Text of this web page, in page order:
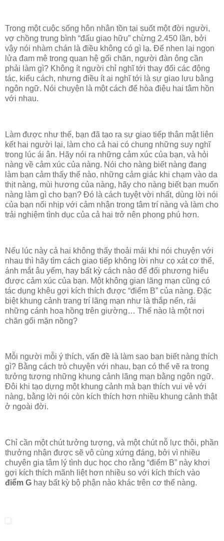
Trong một cuộc sống hôn nhân tồn tại suốt một đời người,
vợ chồng trung bình “đấu giao hữu” chừng 2.450 lần, bởi
vậy nói nhàm chán là điều không có gì lạ. Để nhen lại ngọn
lửa đam mê trong quan hệ gối chăn, người đàn ông cần
phải làm gì? Không ít người chỉ nghĩ tới thay đổi các động
tác, kiểu cách, nhưng điều ít ai nghĩ tới là sự giao lưu bằng
ngôn ngữ. Nói chuyện là một cách để hòa điệu hai tâm hồn
với nhau.
Làm được như thế, bạn đã tạo ra sự giao tiếp thân mật liên
kết hai người lại, làm cho cả hai có chung những suy nghĩ
trong lúc ái ân. Hãy nói ra những cảm xúc của bạn, và hỏi
nàng về cảm xúc của nàng. Nói cho nàng biết nàng đang
làm bạn cảm thấy thế nào, những cảm giác khi chạm vào da
thịt nàng, mùi hương của nàng, hãy cho nàng biết bạn muốn
nàng làm gì cho bạn? Đó là cách tuyệt vời nhất, dùng lời nói
của bạn nối nhịp với cảm nhận trong tâm trí nàng và làm cho
trải nghiệm tình dục của cả hai trở nên phong phú hơn.
Nếu lúc này cả hai không thấy thoải mái khi nói chuyện với
nhau thì hãy tìm cách giao tiếp không lời như cọ xát cơ thể,
ánh mắt âu yếm, hay bất kỳ cách nào để đối phương hiểu
được cảm xúc của bạn. Một không gian lãng mạn cũng có
tác dụng khêu gợi kích thích được “điểm B” của nàng. Đặc
biệt khung cảnh trang trí lãng mạn như là thắp nến, rải
những cánh hoa hồng trên giường… Thế nào là một nơi
chăn gối mặn nồng?
Mỗi người mỗi ý thích, vấn đề là làm sao bạn biết nàng thích
gì? Bằng cách trò chuyện với nhau, bạn có thể vẽ ra trong
tưởng tượng những khung cảnh lãng mạn bằng ngôn ngữ.
Đôi khi tạo dựng một khung cảnh mà bạn thích vui vẻ với
nàng, bằng lời nói còn kích thích hơn nhiều khung cảnh thật
ở ngoài đời.
Chỉ cần một chút tưởng tượng, và một chút nỗ lực thôi, phần
thưởng nhận được sẽ vô cùng xứng đáng, bởi vì nhiều
chuyên gia tâm lý tình dục học cho rằng “điểm B” này khơi
gợi kích thích mãnh liệt hơn nhiều so với kích thích vào
điểm G hay bất kỳ bộ phận nào khác trên cơ thể nàng.